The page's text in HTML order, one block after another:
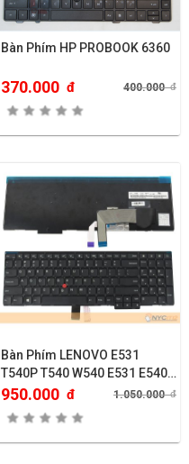
Bàn Phím HP PROBOOK 6360
370.000 đ 400.000đ
Bàn Phím LENOVO E531
T540P T540 W540 E531 E540
L540
950.000 đ 1.050.000đ